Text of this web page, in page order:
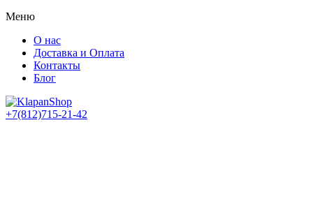
Меню
О нас
Доставка и Оплата
Контакты
Блог
+7(812)715-21-42